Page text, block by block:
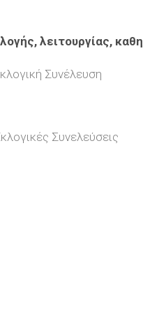
λειτουργίας,
Συνέλευση
Συνελεύσεις